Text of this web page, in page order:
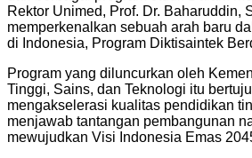
Rektor Unimed, Prof. Dr. Baharuddin,
memperkenalkan sebuah arah baru
di Indonesia, Program Diktisaintek
Program yang diluncurkan oleh
Tinggi, Sains, dan Teknologi itu
mengakselerasi kualitas pendidikan
menjawab tantangan pembangunan
mewujudkan Visi Indonesia Emas